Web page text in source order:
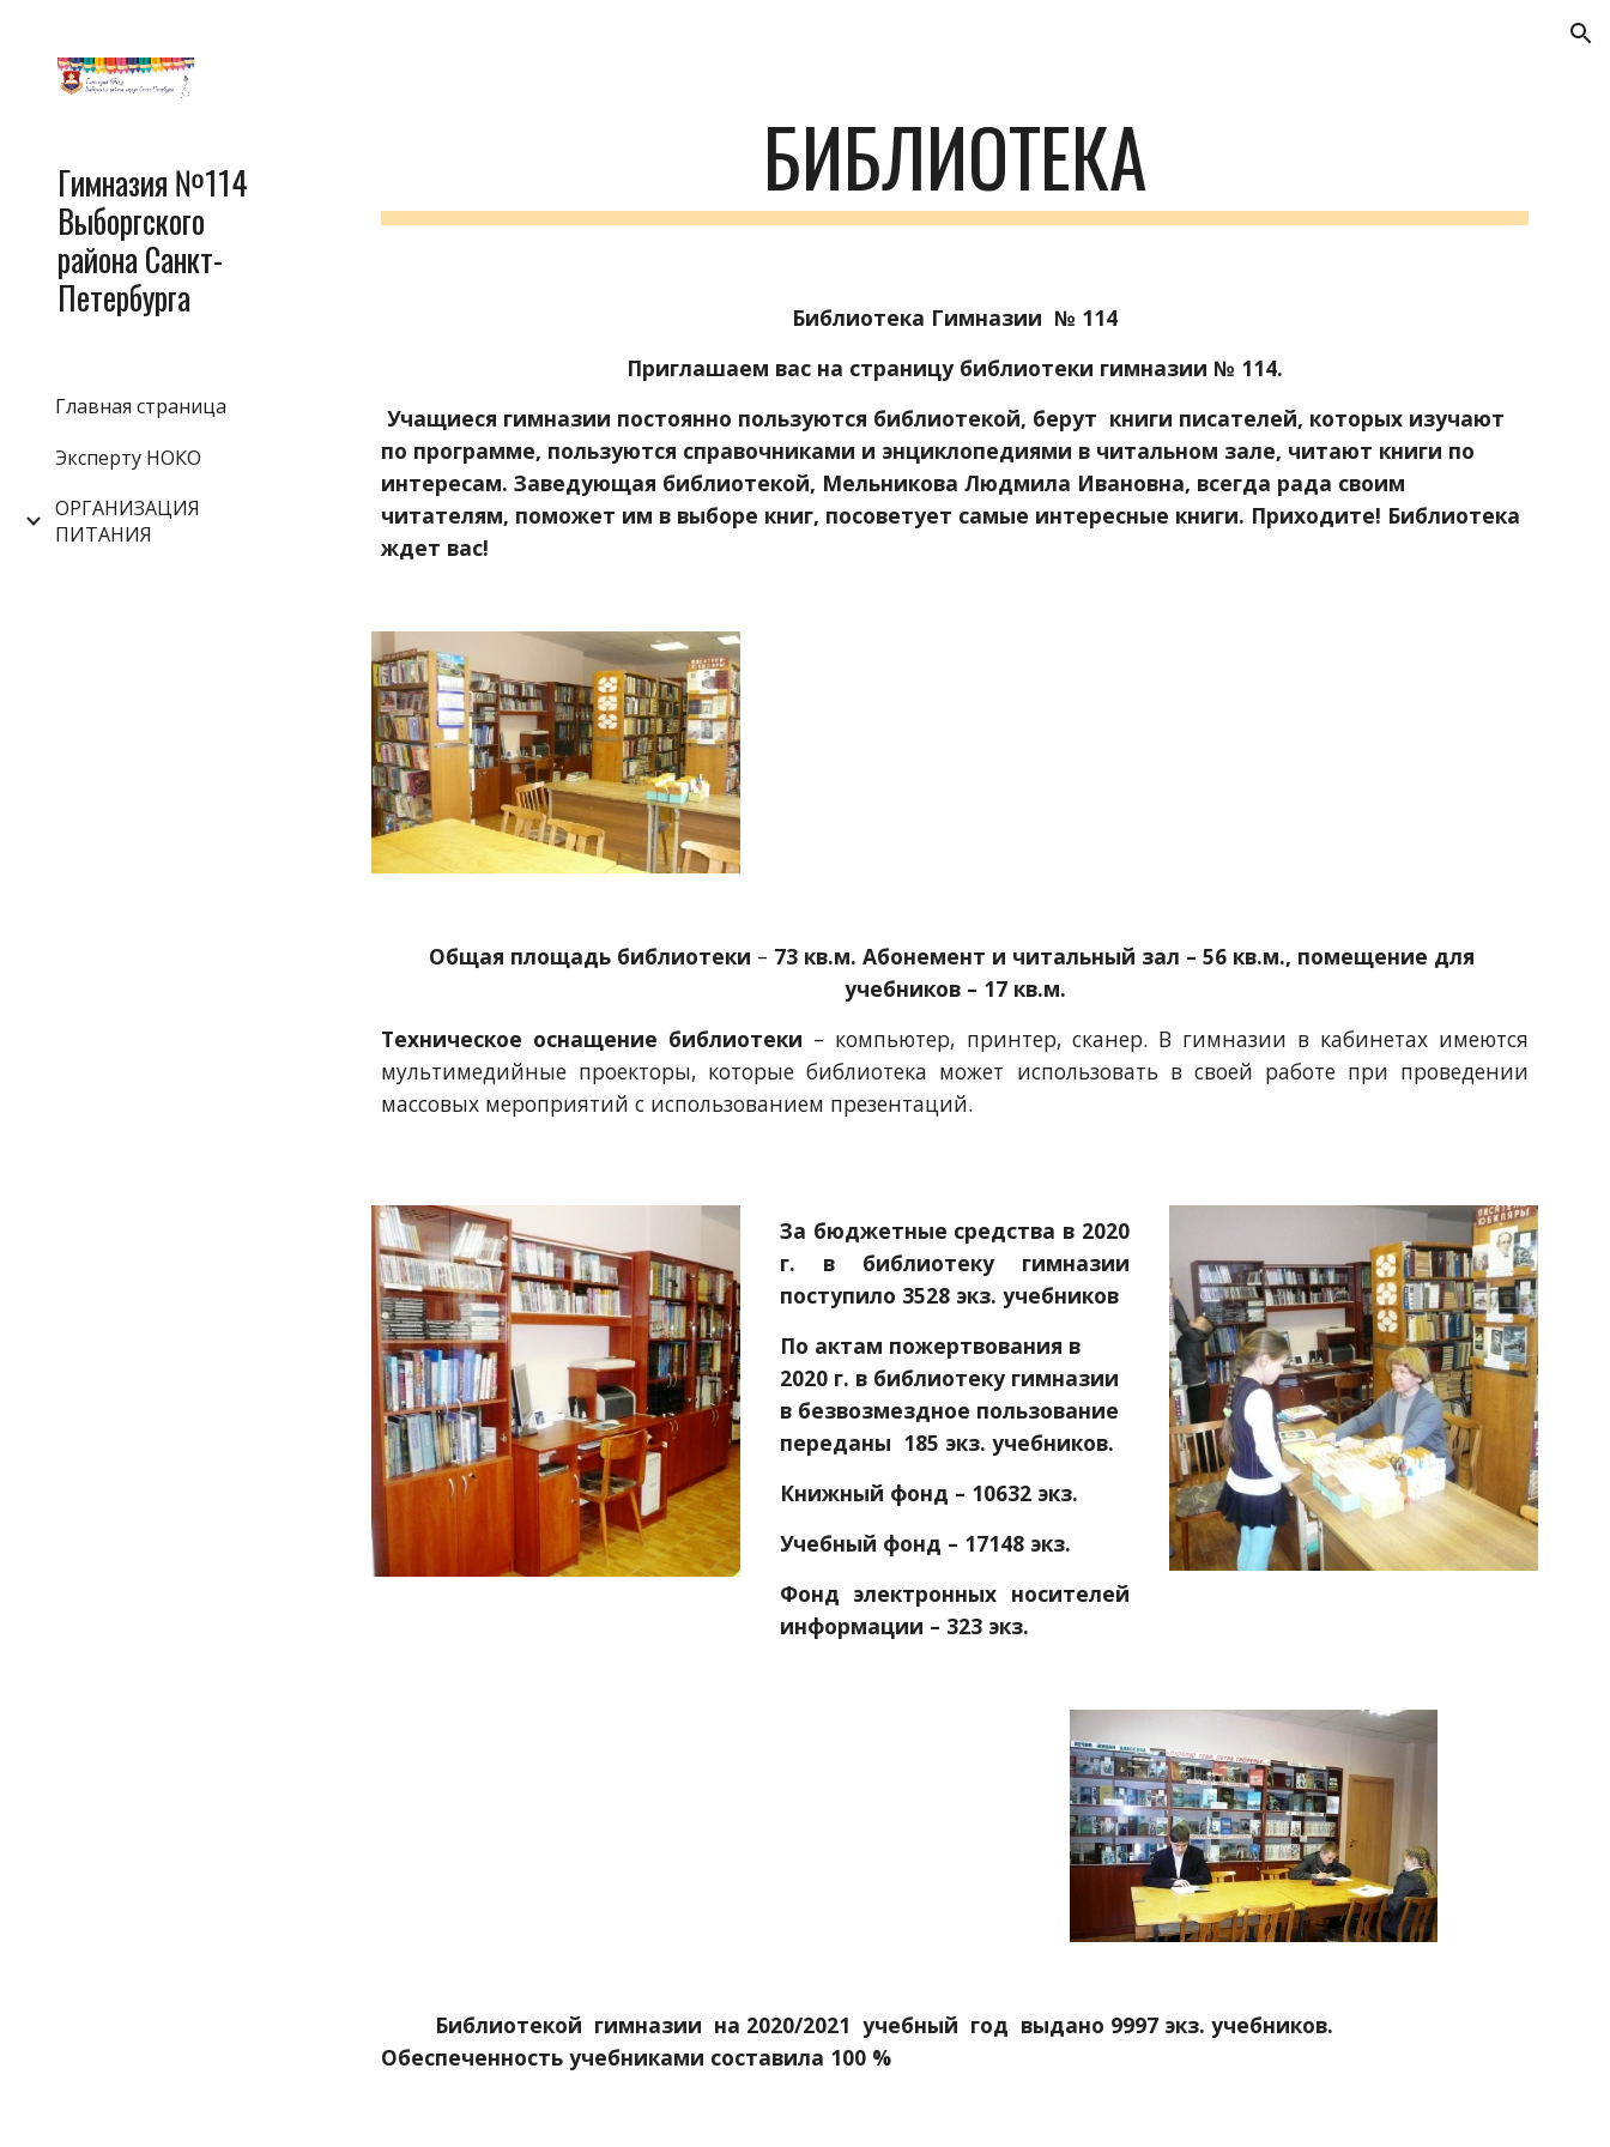
Гимназия №114
Выборгского
района Санкт-
Петербурга
Главная страница
Эксперту НОКО
ОРГАНИЗАЦИЯ
ПИТАНИЯ
БИБЛИОТЕКА
Библиотека Гимназии  № 114
Приглашаем вас на страницу библиотеки гимназии № 114.
Учащиеся гимназии постоянно пользуются библиотекой, берут  книги писателей, которых изучают
по программе, пользуются справочниками и энциклопедиями в читальном зале, читают книги по
интересам. Заведующая библиотекой, Мельникова Людмила Ивановна, всегда рада своим
читателям, поможет им в выборе книг, посоветует самые интересные книги. Приходите! Библиотека
ждет вас!
Общая площадь библиотеки – 73 кв.м. Абонемент и читальный зал – 56 кв.м., помещение для
учебников – 17 кв.м.
Техническое оснащение библиотеки – компьютер, принтер, сканер. В гимназии в кабинетах имеются
мультимедийные проекторы, которые библиотека может использовать в своей работе при проведении
массовых мероприятий с использованием презентаций.
За бюджетные средства в 2020
г. в библиотеку гимназии
поступило 3528 экз. учебников
По актам пожертвования в
2020 г. в библиотеку гимназии
в безвозмездное пользование
переданы  185 экз. учебников.
Книжный фонд – 10632 экз.
Учебный фонд – 17148 экз.
Фонд электронных носителей
информации – 323 экз.
Обеспеченность учебниками составила 100 %